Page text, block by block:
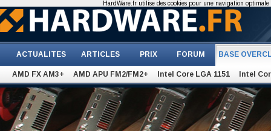
ACTUALITES ARTICLES PRIX FORUM BASE
AMD FX AM3+ AMD APU FM2/FM2+ Intel Core LGA 1151 Intel
HardWare.fr utilise des cookies pour une navigation